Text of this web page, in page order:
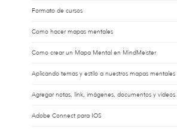
Formato de cursos
Como hacer mapas mentales
Como crear un Mapa Mental en MindMeister
Aplicando temas y estilo a nuestros mapas mentales
Agregar notas, link, imágenes, documentos y videos.
Adobe Connect para IOS